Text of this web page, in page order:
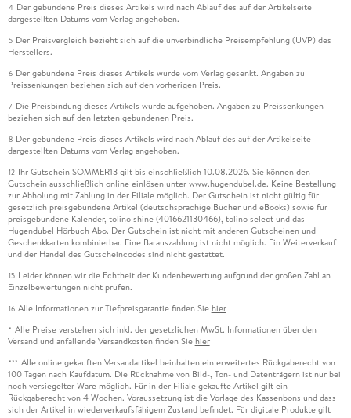
4 Der gebundene Preis dieses Artikels wird nach Ablauf des auf der Artikelseite
dargestellten Datums vom Verlag angehoben.
5 Der Preisvergleich bezieht sich auf die unverbindliche Preisempfehlung (UVP) des
Herstellers.
6 Der gebundene Preis dieses Artikels wurde vom Verlag gesenkt. Angaben zu
Preissenkungen beziehen sich auf den vorherigen Preis.
7 Die Preisbindung dieses Artikels wurde aufgehoben. Angaben zu Preissenkungen
beziehen sich auf den letzten gebundenen Preis.
8 Der gebundene Preis dieses Artikels wird nach Ablauf des auf der Artikelseite
dargestellten Datums vom Verlag angehoben.
12 Ihr Gutschein SOMMER13 gilt bis einschließlich 10.08.2026. Sie können den
Gutschein ausschließlich online einlösen unter www.hugendubel.de. Keine Bestellung
zur Abholung mit Zahlung in der Filiale möglich. Der Gutschein ist nicht gültig für
gesetzlich preisgebundene Artikel (deutschsprachige Bücher und eBooks) sowie für
preisgebundene Kalender, tolino shine (4016621130466), tolino select und das
Hugendubel Hörbuch Abo. Der Gutschein ist nicht mit anderen Gutscheinen und
Geschenkkarten kombinierbar. Eine Barauszahlung ist nicht möglich. Ein Weiterverkauf
und der Handel des Gutscheincodes sind nicht gestattet.
15 Leider können wir die Echtheit der Kundenbewertung aufgrund der großen Zahl an
Einzelbewertungen nicht prüfen.
16 Alle Informationen zur Tiefpreisgarantie finden Sie hier
* Alle Preise verstehen sich inkl. der gesetzlichen MwSt. Informationen über den
Versand und anfallende Versandkosten finden Sie hier
*** Alle online gekauften Versandartikel beinhalten ein erweitertes Rückgaberecht von
100 Tagen nach Kaufdatum. Die Rücknahme von Bild-, Ton- und Datenträgern ist nur bei
noch versiegelter Ware möglich. Für in der Filiale gekaufte Artikel gilt ein
Rückgaberecht von 4 Wochen. Voraussetzung ist die Vorlage des Kassenbons und dass
sich der Artikel in wiederverkaufsfähigem Zustand befindet. Für digitale Produkte gilt